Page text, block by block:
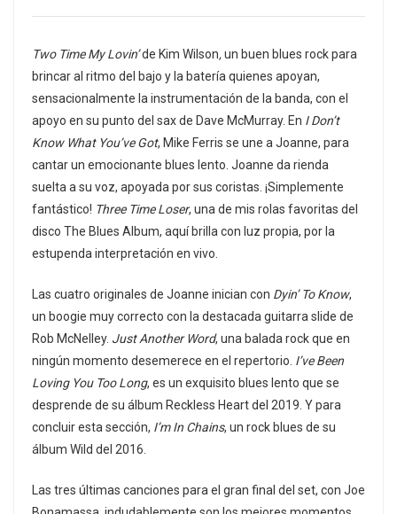
Two Time My Lovin’de Kim Wilson,un buen blues rock para
brincar al ritmo del bajo y la batería quienes apoyan,
sensacionalmente la instrumentación de la banda, con el
apoyo en su punto del sax de Dave McMurray. En I Don’t
Know What You’ve Got, Mike Ferris se une a Joanne, para
cantar un emocionante blues lento. Joanne da rienda
suelta a su voz, apoyada por sus coristas. ¡Simplemente
fantástico! Three Time Loser, una de mis rolas favoritas del
disco The Blues Album, aquí brilla con luz propia, por la
estupenda interpretación en vivo.
Las cuatro originales de Joanne inician con Dyin’ To Know,
un boogie muy correcto con la destacada guitarra slide de
Rob McNelley. Just Another Word, una balada rock que en
ningún momento desemerece en el repertorio. I’ve Been
Loving You Too Long, es un exquisito blues lento que se
desprende de su álbum Reckless Heart del 2019. Y para
concluir esta sección, I’m In Chains, un rock blues de su
álbum Wild del 2016.
Las tres últimas canciones para el gran final del set, con Joe